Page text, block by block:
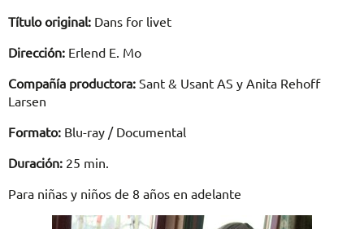
Título original: Dans for livet
Dirección: Erlend E. Mo
Compañía productora: Sant & Usant AS y Anita Rehoff
Larsen
Formato: Blu-ray / Documental
Duración: 25 min.
Para niñas y niños de 8 años en adelante